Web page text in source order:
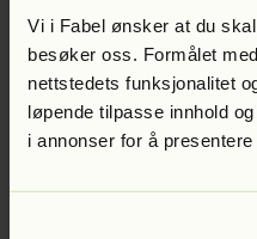
Vi i Fabel ønsker at du
besøker oss. Formålet
nettstedets funksjonalitet
løpende tilpasse innhold
i annonser for å